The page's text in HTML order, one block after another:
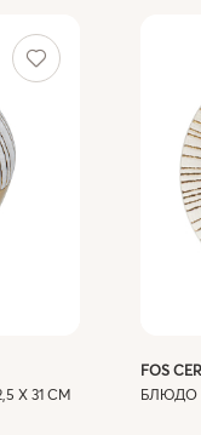
X 31 СМ
FOS
БЛЮДО